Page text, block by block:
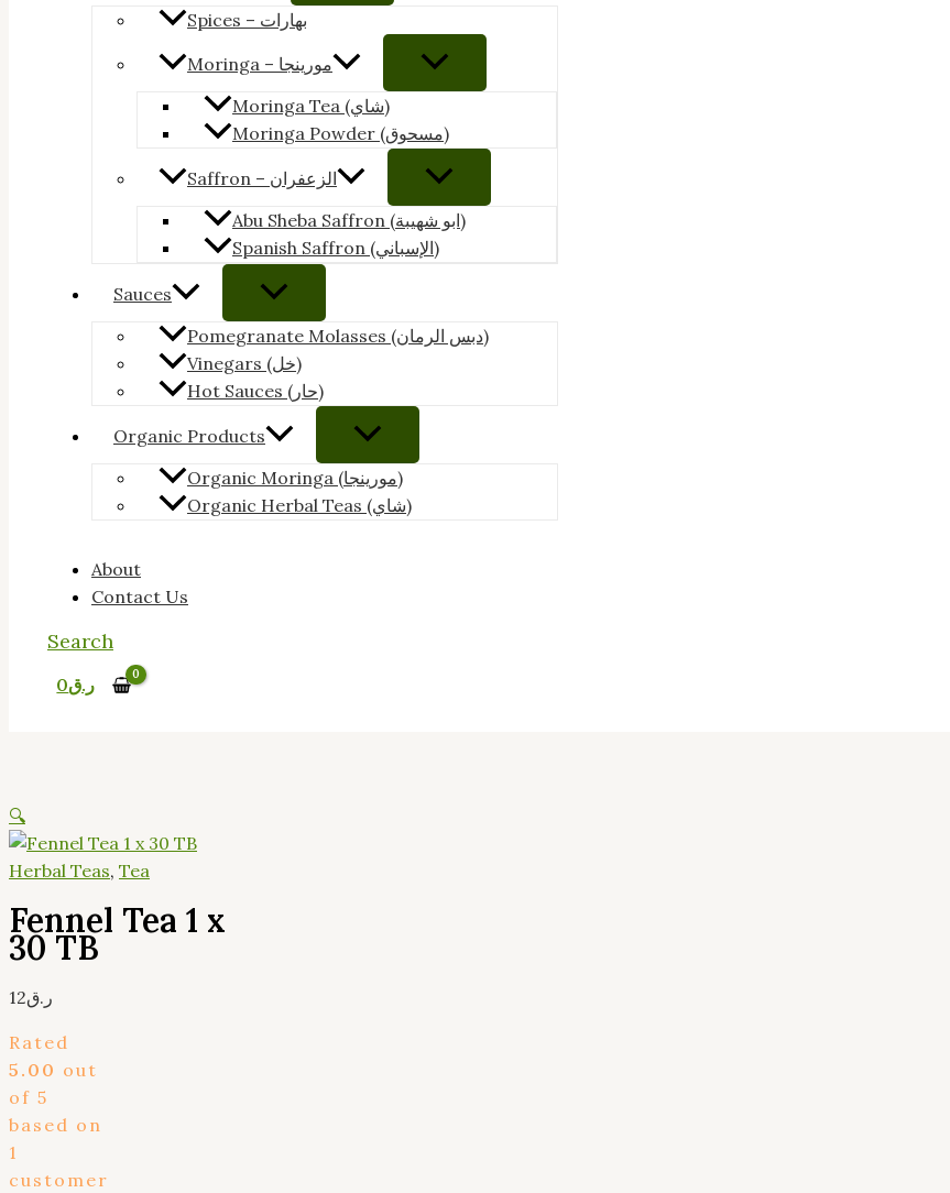
Spices – بهارات
Moringa – مورينجا
Moringa Tea (شاي)
Moringa Powder (مسحوق)
Saffron – الزعفران
Abu Sheba Saffron (ابو شهيبة)
Spanish Saffron (الإسباني)
Sauces
Pomegranate Molasses (دبس الرمان)
Vinegars (خل)
Hot Sauces (حار)
Organic Products
Organic Moringa (مورينجا)
Organic Herbal Teas (شاي)
About
Contact Us
Search
ر.ق0
🔍
Herbal Teas, Tea
Fennel Tea 1 x
30 TB
ر.ق12
Rated
5.00 out
of 5
based on
1
customer